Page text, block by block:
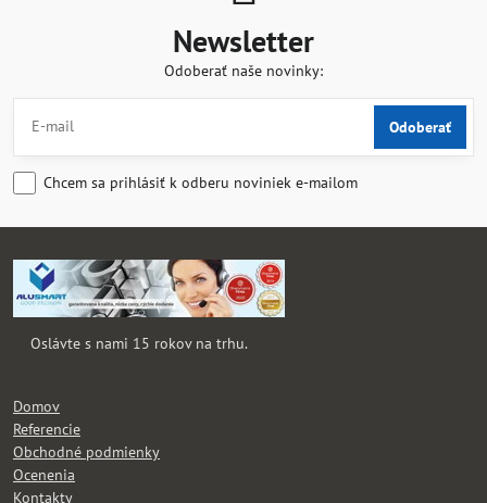
Newsletter
Odoberať naše novinky:
Odoberať
Chcem sa prihlásiť k odberu noviniek e-mailom
Oslávte s nami 15 rokov na trhu.
Domov
Referencie
Obchodné podmienky
Ocenenia
Kontakty